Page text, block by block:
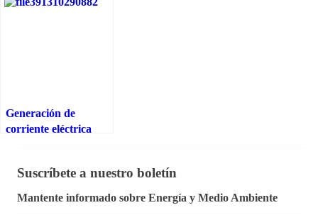
Generación de
corriente eléctrica
una turbina
Suscríbete a nuestro boletín
Mantente informado sobre Energía y Medio Ambiente